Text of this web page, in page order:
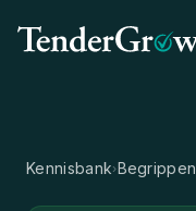
Kennisbank›Begrippen